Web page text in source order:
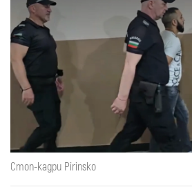
Стоп-кадри Pirinsko